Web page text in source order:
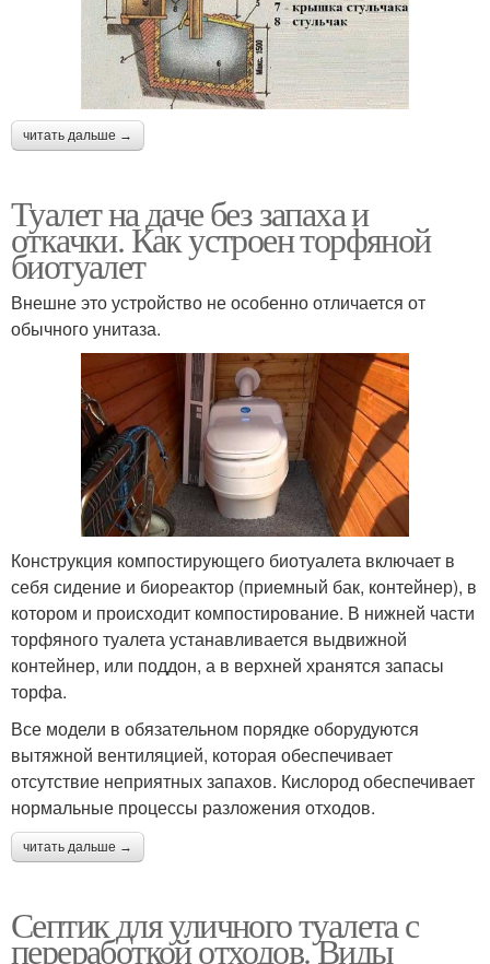
читать дальше →
Туалет на даче без запаха и
откачки. Как устроен торфяной
биотуалет
Внешне это устройство не особенно отличается от
обычного унитаза.
Конструкция компостирующего биотуалета включает в
себя сидение и биореактор (приемный бак, контейнер), в
котором и происходит компостирование. В нижней части
торфяного туалета устанавливается выдвижной
контейнер, или поддон, а в верхней хранятся запасы
торфа.
Все модели в обязательном порядке оборудуются
вытяжной вентиляцией, которая обеспечивает
отсутствие неприятных запахов. Кислород обеспечивает
нормальные процессы разложения отходов.
читать дальше →
Септик для уличного туалета с
переработкой отходов. Виды